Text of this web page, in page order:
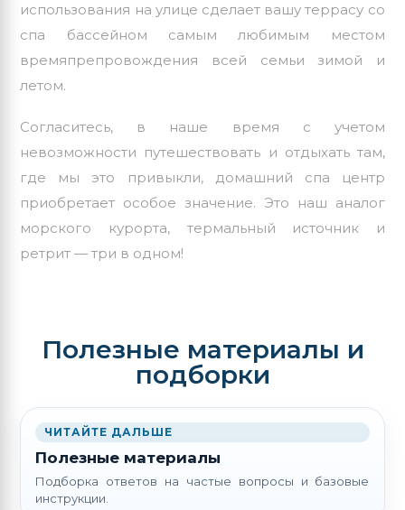
использования на улице сделает вашу террасу со
спа бассейном самым любимым местом
времяпрепровождения всей семьи зимой и
летом.
Согласитесь, в наше время с учетом
невозможности путешествовать и отдыхать там,
где мы это привыкли, домашний спа центр
приобретает особое значение. Это наш аналог
морского курорта, термальный источник и
ретрит — три в одном!
Полезные материалы и
подборки
ЧИТАЙТЕ ДАЛЬШЕ
Полезные материалы
Подборка ответов на частые вопросы и базовые
инструкции.